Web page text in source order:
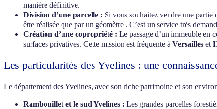
manière définitive.
Division d’une parcelle : Si vous souhaitez vendre une
être réalisée que par un géomètre . C’est un service très
Création d’une copropriété : Le passage d’un immeuble en
surfaces privatives. Cette mission est fréquente à Versailles et
Les particularités des Yvelines : une
Le département des Yvelines, avec son riche patrimoine et son
Rambouillet et le sud Yvelines : Les grandes parcelles